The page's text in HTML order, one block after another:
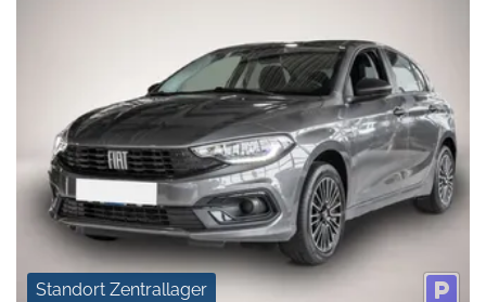
Standort Zentrallager